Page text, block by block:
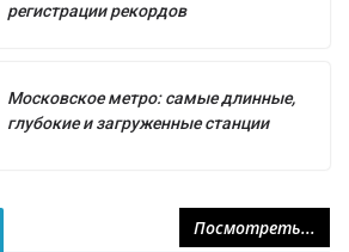
регистрации рекордов
Московское метро: самые длинные,
глубокие и загруженные станции
Посмотреть...